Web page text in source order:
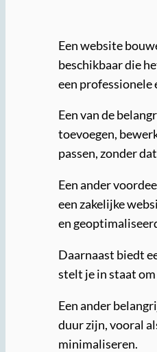
Een website
beschikbaar die
een professionele
Een van de
toevoegen,
passen, zonder
Een ander
een zakelijke
en
Daarnaast biedt
stelt je in staat
Een ander
duur zijn, vooral
minimaliseren.